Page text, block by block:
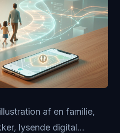
af en familie,
lysende digital...